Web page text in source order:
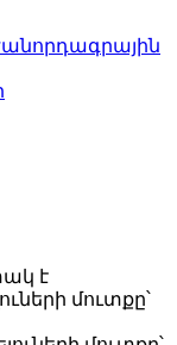
է
մուտքը՝